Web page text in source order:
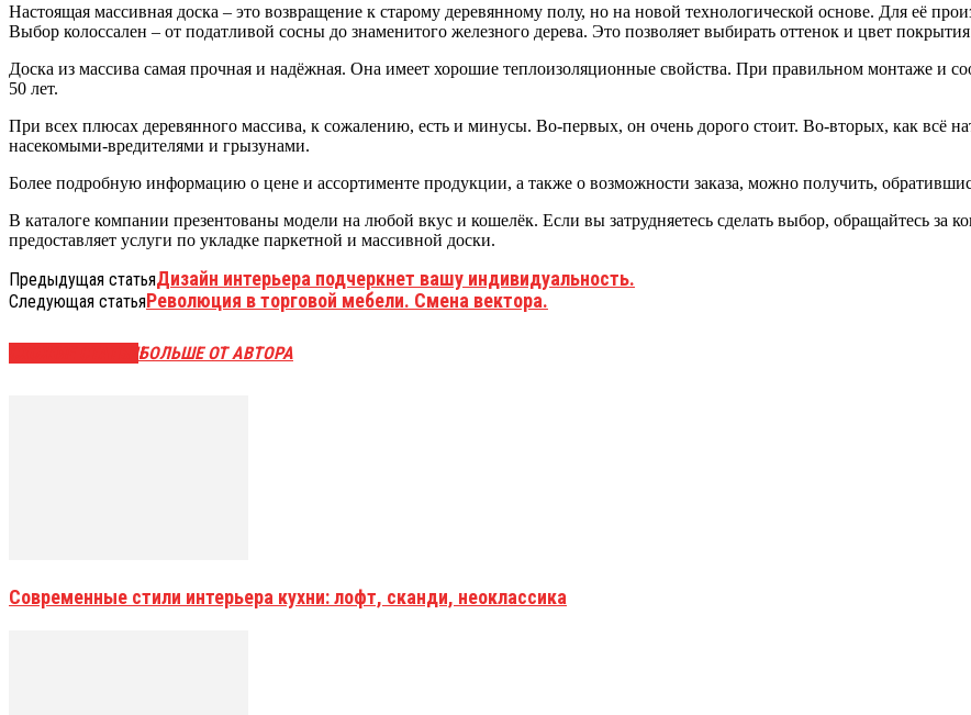
Настоящая массивная доска – это возвращение к старому деревянному полу, но на новой технологической основе. Для её
Выбор колоссален – от податливой сосны до знаменитого железного дерева. Это позволяет выбирать оттенок и цвет
Доска из массива самая прочная и надёжная. Она имеет хорошие теплоизоляционные свойства. При правильном монтаже и
50 лет.
При всех плюсах деревянного массива, к сожалению, есть и минусы. Во-первых, он очень дорого стоит. Во-вторых, как всё
насекомыми-вредителями и грызунами.
Более подробную информацию о цене и ассортименте продукции, а также о возможности заказа, можно получить,
В каталоге компании презентованы модели на любой вкус и кошелёк. Если вы затрудняетесь сделать выбор, обращайтесь за
предоставляет услуги по укладке паркетной и массивной доски.
Предыдущая статьяДизайн интерьера подчеркнет вашу индивидуальность.
Следующая статьяРеволюция в торговой мебели. Смена вектора.
БОЛЬШЕ ОТ АВТОРА
Современные стили интерьера кухни: лофт, сканди, неоклассика